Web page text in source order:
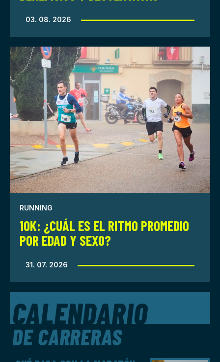
03. 08. 2026
RUNNING
10K: ¿CUÁL ES EL RITMO PROMEDIO
POR EDAD Y SEXO?
31. 07. 2026
CALENDARIO
DE CARRERAS